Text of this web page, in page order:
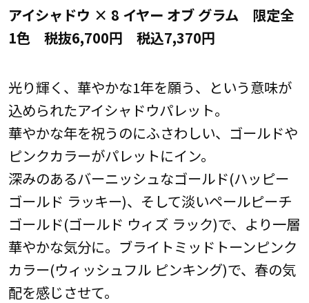
アイシャドウ × 8 イヤー オブ グラム 限定全
1色 税抜6,700円 税込7,370円
光り輝く、華やかな1年を願う、という意味が
込められたアイシャドウパレット。
華やかな年を祝うのにふさわしい、ゴールドや
ピンクカラーがパレットにイン。
深みのあるバーニッシュなゴールド(ハッピー
ゴールド ラッキー)、そして淡いペールピーチ
ゴールド(ゴールド ウィズ ラック)で、より一層
華やかな気分に。ブライトミッドトーンピンク
カラー(ウィッシュフル ピンキング)で、春の気
配を感じさせて。